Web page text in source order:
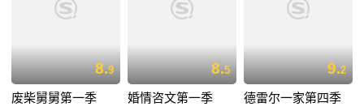
8.9
废柴舅舅第一季
8.5
婚情咨文第一季
9.2
德雷尔一家第四季